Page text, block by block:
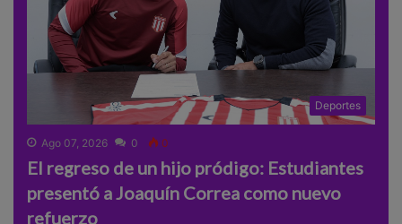
Deportes
Ago 07, 2026 0 0
El regreso de un hijo pródigo: Estudiantes
presentó a Joaquín Correa como nuevo
refuerzo